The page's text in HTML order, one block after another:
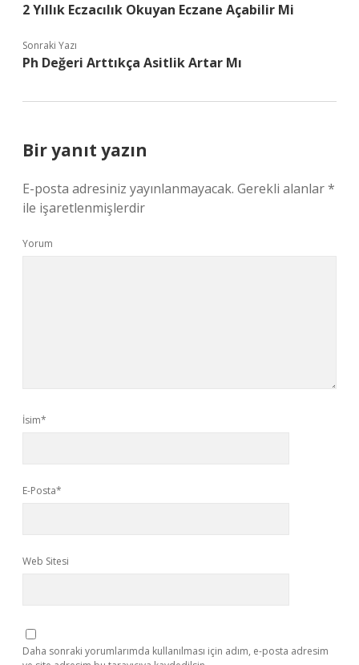
2 Yıllık Eczacılık Okuyan Eczane Açabilir Mi
Sonraki Yazı
Ph Değeri Arttıkça Asitlik Artar Mı
Bir yanıt yazın
E-posta adresiniz yayınlanmayacak. Gerekli alanlar*
ile işaretlenmişlerdir
Yorum
İsim*
E-Posta*
Web Sitesi
Daha sonraki yorumlarımda kullanılması için adım, e-posta adresim